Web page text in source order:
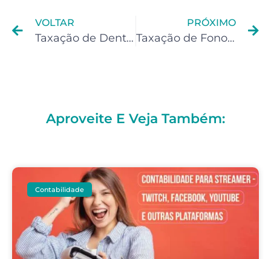
VOLTAR
Taxação de Dentistas: Mordida do Governo
PRÓXIMO
Taxação de Fonoaudiólogos: Mordida do governo
Aproveite E Veja Também:
Contabilidade